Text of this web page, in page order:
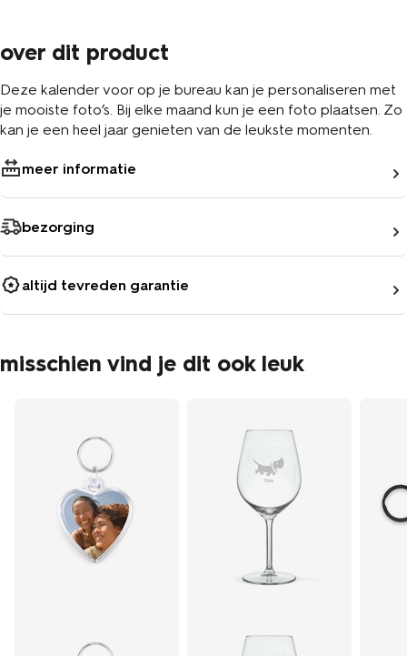
over dit product
Deze kalender voor op je bureau kan je personaliseren met
je mooiste foto’s. Bij elke maand kun je een foto plaatsen. Zo
kan je een heel jaar genieten van de leukste momenten.
meer informatie
bezorging
altijd tevreden garantie
misschien vind je dit ook leuk